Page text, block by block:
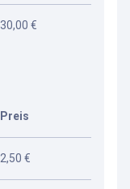
30,00 €
Preis
2,50 €